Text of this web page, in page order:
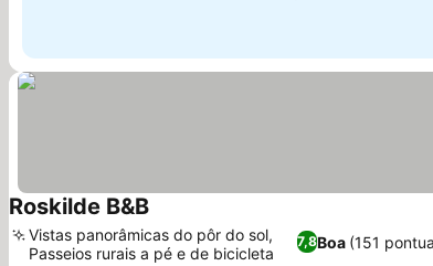
Roskilde B&B
7,8Boa (151
Vistas panorâmicas do pôr do sol,
Passeios rurais a pé e de bicicleta